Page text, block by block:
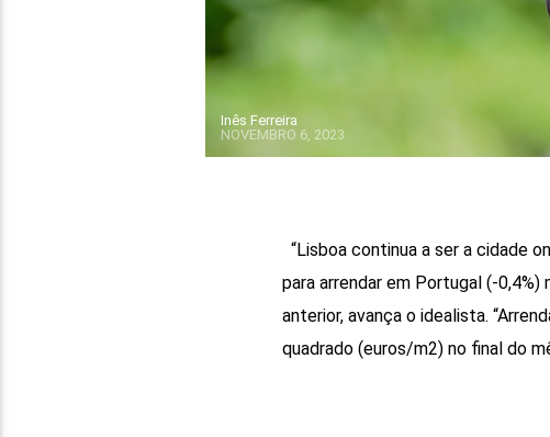
Inês Ferreira
NOVEMBRO 6, 2023
“Lisboa continua a ser a cidade
para arrendar em Portugal (-
anterior, avança o idealista.
quadrado (euros/m2) no final do